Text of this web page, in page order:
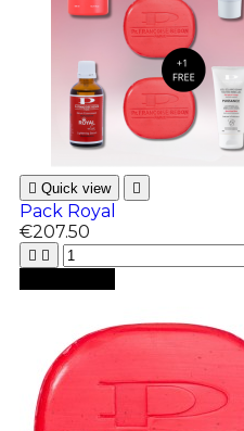
 Quick view 
Pack Royal
€207.50
 